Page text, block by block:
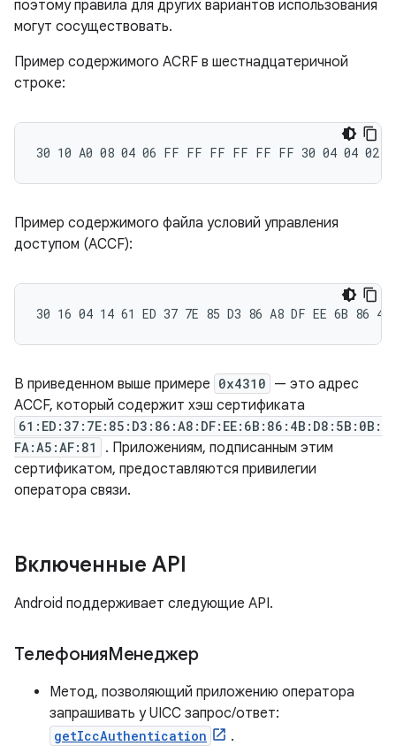
поэтому правила для других вариантов использования
могут сосуществовать.
Пример содержимого ACRF в шестнадцатеричной
строке:
Пример содержимого файла условий управления
доступом (ACCF):
В приведенном выше примере 0x4310 — это адрес
ACCF, который содержит хэш сертификата
61:ED:37:7E:85:D3:86:A8:DF:EE:6B:86:4B:D8:5B:0B:
FA:A5:AF:81
. Приложениям, подписанным этим
сертификатом, предоставляются привилегии
оператора связи.
Включенные API
Android поддерживает следующие API.
ТелефонияМенеджер
Метод, позволяющий приложению оператора
запрашивать у UICC запрос/ответ:
getIccAuthentication
.